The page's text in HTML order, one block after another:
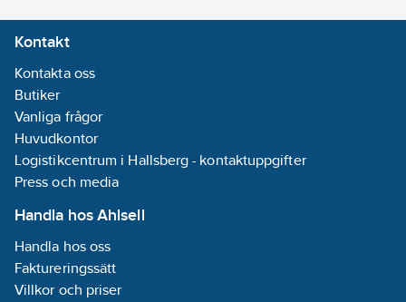
Kontakt
Kontakta oss
Butiker
Vanliga frågor
Huvudkontor
Logistikcentrum i Hallsberg - kontaktuppgifter
Press och media
Handla hos Ahlsell
Handla hos oss
Faktureringssätt
Villkor och priser